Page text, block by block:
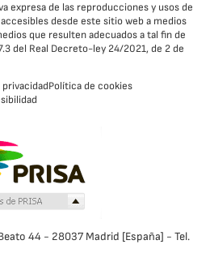
expresa de las reproducciones y usos de
desde este sitio web a medios
que resulten adecuados a tal fin de
del Real Decreto-ley 24/2021, de 2 de
Política de cookies
44 - 28037 Madrid [España] - Tel.